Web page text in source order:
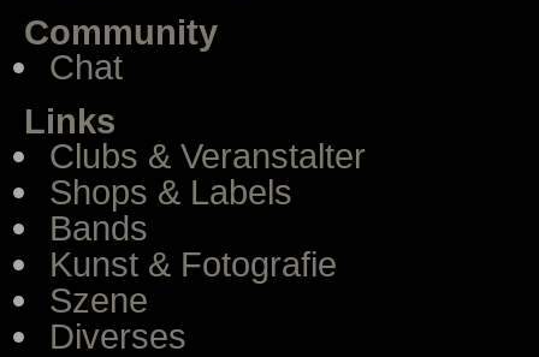
Community
Chat
Links
Clubs & Veranstalter
Shops & Labels
Bands
Kunst & Fotografie
Szene
Diverses